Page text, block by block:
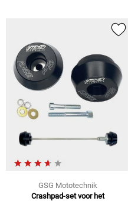
GSG Mototechnik
Crashpad-set voor het